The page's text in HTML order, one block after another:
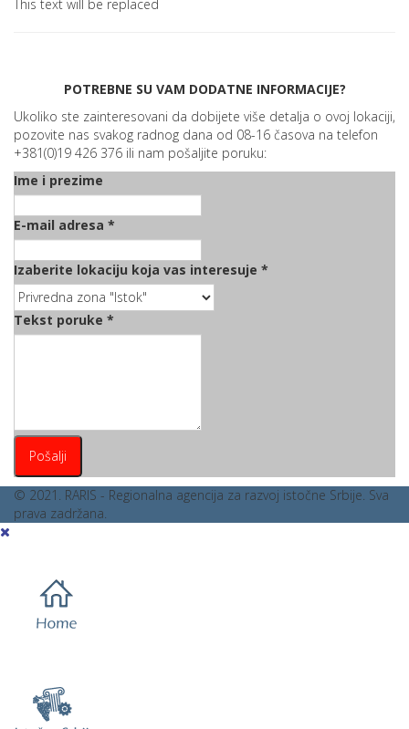
This text will be replaced
POTREBNE SU VAM DODATNE INFORMACIJE?
Ukoliko ste zainteresovani da dobijete više detalja o ovoj lokaciji,
pozovite nas svakog radnog dana od 08-16 časova na telefon
+381(0)19 426 376 ili nam pošaljite poruku:
Ime i prezime
E-mail adresa *
Izaberite lokaciju koja vas interesuje *
Tekst poruke *
Pošalji
© 2021. RARIS - Regionalna agencija za razvoj istočne Srbije. Sva
prava zadržana.